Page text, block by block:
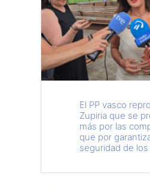
El PP vasco
Zupiria que se
más por las
que por
seguridad de